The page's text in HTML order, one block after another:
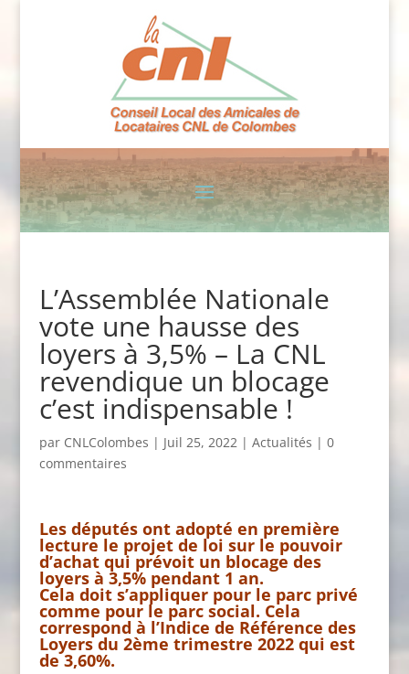
L’Assemblée Nationale
vote une hausse des
loyers à 3,5% – La CNL
revendique un blocage
c’est indispensable !
par CNLColombes | Juil 25, 2022| Actualités | 0
commentaires
Les députés ont adopté en première
lecture le projet de loi sur le pouvoir
d’achat qui prévoit un blocage des
loyers à 3,5% pendant 1 an.
Cela doit s’appliquer pour le parc privé
comme pour le parc social. Cela
correspond à l’Indice de Référence des
Loyers du 2ème trimestre 2022 qui est
de 3,60%.